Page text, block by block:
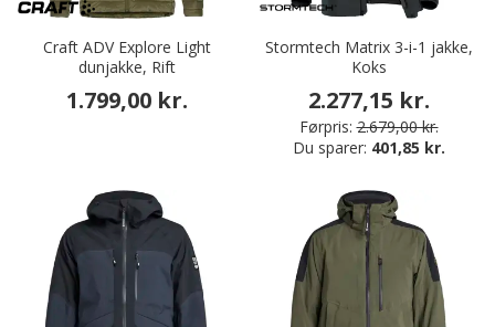
Craft ADV Explore Light
dunjakke, Rift
1.799,00 kr.
Stormtech Matrix 3-i-1 jakke,
Koks
2.277,15 kr.
Førpris: 2.679,00 kr.
Du sparer: 401,85 kr.